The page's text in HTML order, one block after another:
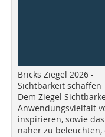
Bricks Ziegel 2026 -
Sichtbarkeit schaffen
Dem Ziegel
Anwendungsvielfalt
inspirieren, sowie
näher zu